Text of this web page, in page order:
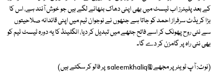
کے بعد پلیئرز اب ٹیسٹ میں بھی اپنی دھاک بٹھانے لگے ہیں جو خوش آئند ہے، اس کا
بڑا کریڈٹ سرفراز احمد کو جاتا ہے جنھوں نے نوجوان ٹیم میں اپنی قائدانہ صلاحیتوں
سے نئی روح پھونک کر اسے فاتح جتھے میں تبدیل کر دیا، انگلینڈ کا یہ دورہ ٹیسٹ ٹیم کو
بھی نئی راہ پر گامزن کر دے گا۔
(نوٹ: آپ ٹویٹر پر مجھے @saleemkhaliq پر فالو کر سکتے ہیں)